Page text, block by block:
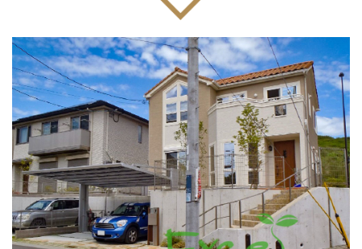
選ばれる理由
新着情報
施工事例
ショールーム案内
会社概要